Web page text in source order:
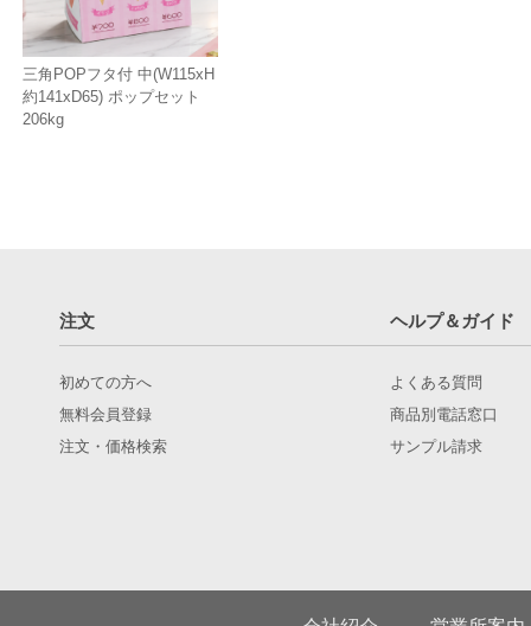
三角POPフタ付 中(W115xH
約141xD65) ポップセット
206kg
注文 ヘルプ＆ガイド
初めての方へ
無料会員登録
注文・価格検索
よくある質問
商品別電話窓口
サンプル請求